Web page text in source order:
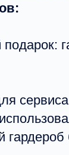
гардероб